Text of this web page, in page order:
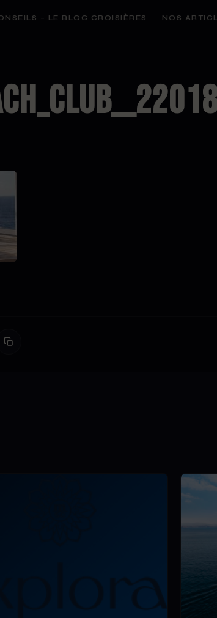
– LE BLOG CROISIÈRES NOS